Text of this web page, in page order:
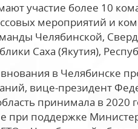
участие более 10
мероприятий и
Челябинской,
Саха (Якутия),
в Челябинске
вице-президент
принимала в 2020
при поддержке